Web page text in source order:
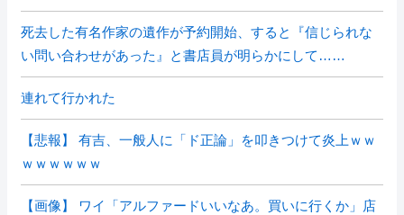
死去した有名作家の遺作が予約開始、すると『信じられな
い問い合わせがあった』と書店員が明らかにして……
連れて行かれた
【悲報】 有吉、一般人に「ド正論」を叩きつけて炎上ｗｗ
ｗｗｗｗｗｗ
【画像】 ワイ「アルファードいいなあ。買いに行くか」店